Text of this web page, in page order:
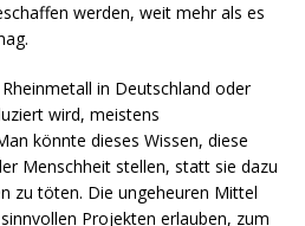
werden, weit mehr als es
in Deutschland oder
wird, meistens
könnte dieses Wissen, diese
Menschheit stellen, statt sie dazu
zu töten. Die ungeheuren Mittel
Projekten erlauben, zum